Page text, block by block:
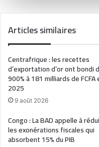
Articles similaires
Centrafrique : les recettes
d’exportation d’or ont bondi
900% à 181 milliards de FCFA
2025
9 août 2026
Congo : La BAD appelle à
les exonérations fiscales qui
absorbent 15% du PIB